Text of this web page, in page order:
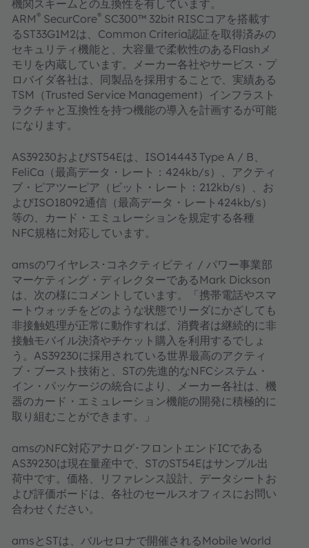
機関スキームとの互換性を有しています。
ARM® SecurCore® SC300™ 32bit RISCコアを搭載す
るST33G1M2は、Common Criteria認証を取得済みの
セキュリティ機能と、大容量で柔軟性のあるFlashメ
モリを内蔵しています。メーカー各社やサービス・プ
ロバイダ各社は、同製品を採用することで、実績ある
TSM（Trusted Service Management）インフラスト
ラクチャと互換性を持つ機能の導入を計画するが可能
になります。
AS39230およびST54Eは、ISO14443 Type A / B、
FeliCa（最高データ・レート：424kb/s）、アクティ
ブ・ピアツーピア（ビット・レート：212kb/s）、お
よびISO18092通信（最高データ・レート424kb/s）
等の、カード・エミュレーションを規定する各種
NFC規格に対応しています。
amsのワイヤレス･コネクティビティ / パワー事業部
マーケティング・ディレクターであるMark Dickson
は、次の様にコメントしています。「携帯電話やスマ
ートウォッチをどのような状態でリーダにかざしても
非接触処理が正常に動作すれば、消費者は継続的に非
接触モバイル決済やチケット購入を利用するでしょ
う。AS39230に採用されている世界最高のアクティ
ブ・ブースト技術と、STの先進的なNFCシステム・
イン・パッケージの統合により、メーカー各社は、機
器のカード・エミュレーション機能の開発に積極的に
取り組むことができます。」
amsのNFC対応アナログ･フロントエンドICである
AS39230は現在量産中で、STのST54Eはサンプル出
荷中です。価格、リファレンス設計、データシートお
よび評価ボードは、各社のセールスオフィスにお問い
合わせください。
amsとSTは、バルセロナで開催されるMobile World